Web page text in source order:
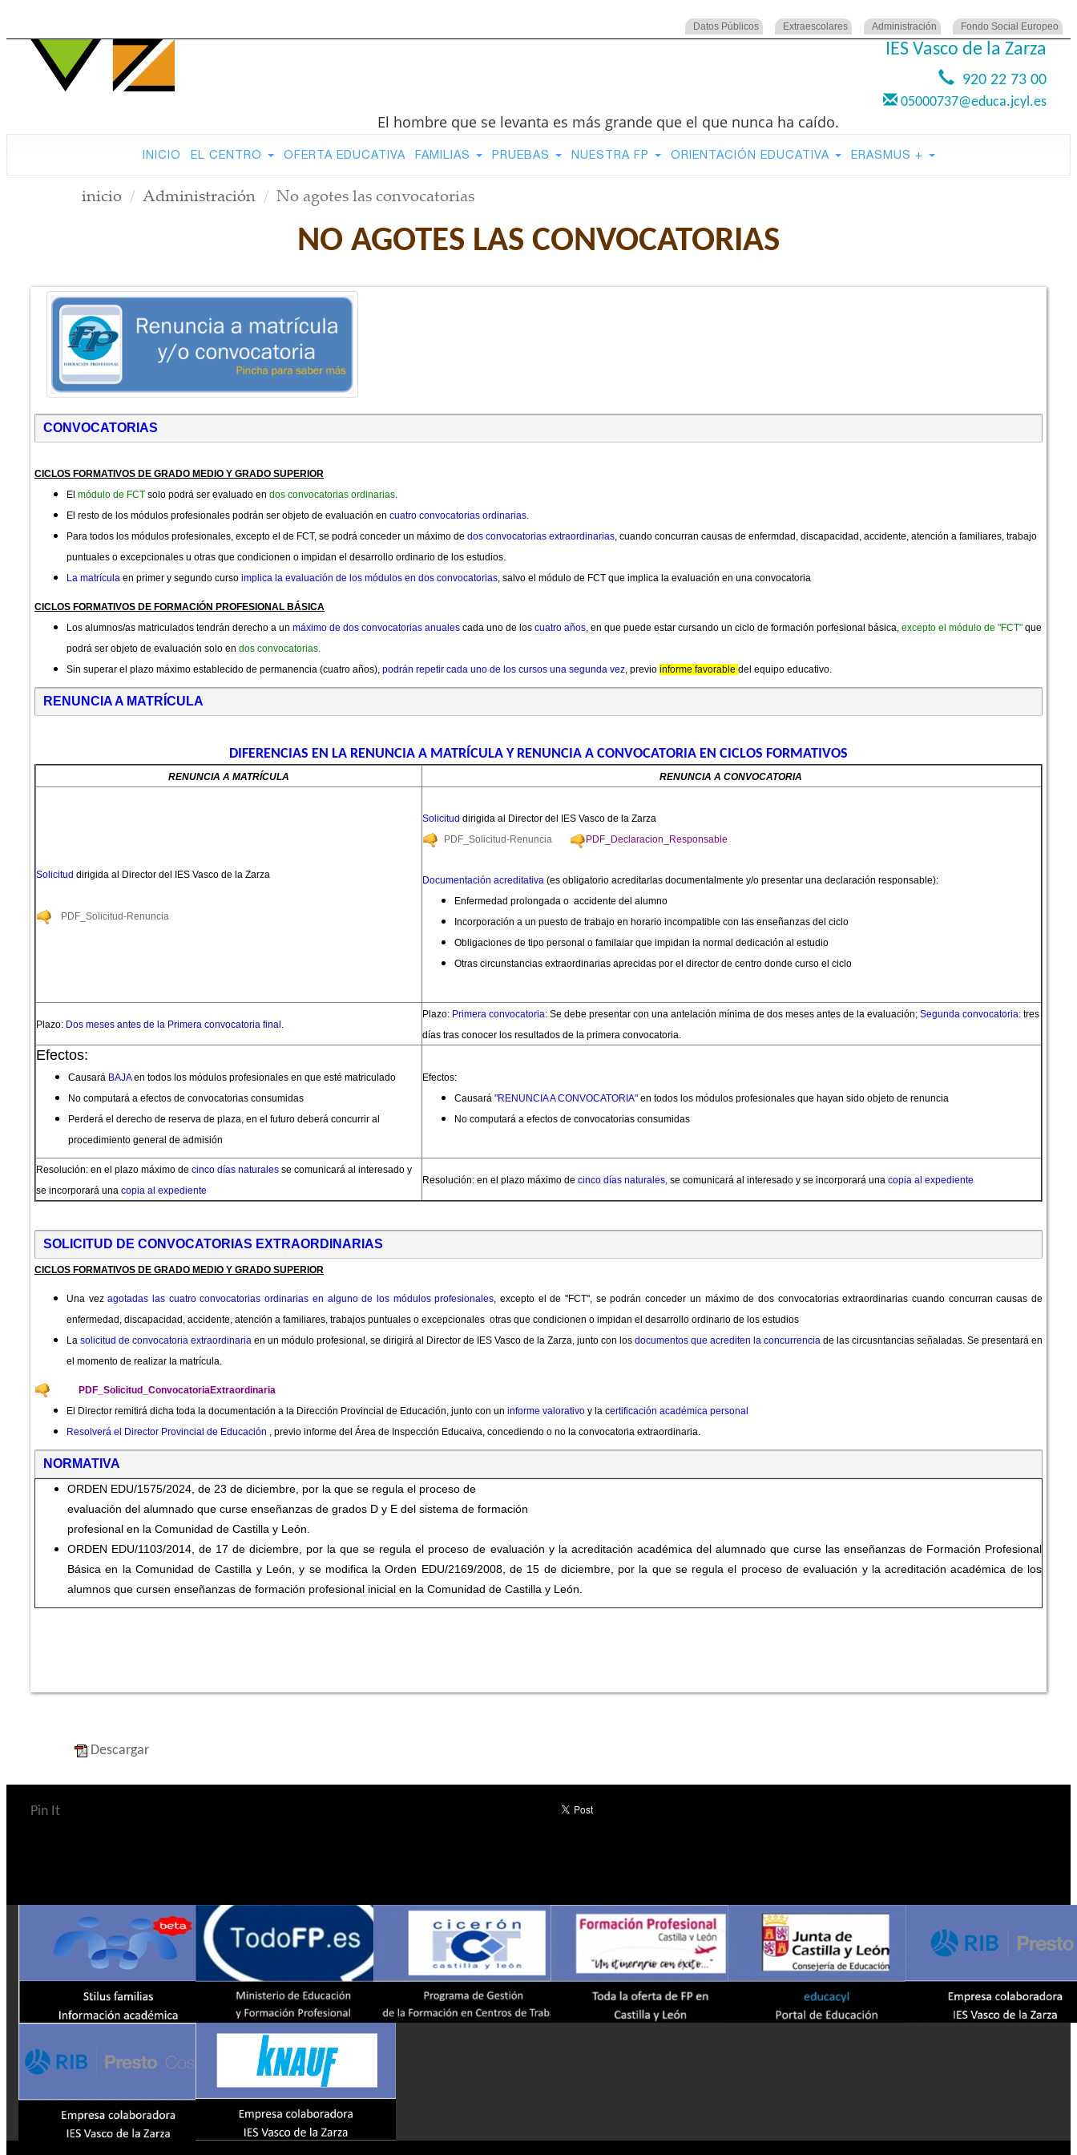
Datos Públicos Extraescolares Administración Fondo Social Europeo
IES Vasco de la Zarza
920 22 73 00
05000737@educa.jcyl.es
El hombre que se levanta es más grande que el que nunca ha caído.
INICIO EL CENTRO OFERTA EDUCATIVA FAMILIAS PRUEBAS NUESTRA FP ORIENTACIÓN EDUCATIVA ERASMUS +
inicio Administración No agotes las convocatorias
NO AGOTES LAS CONVOCATORIAS
CONVOCATORIAS
CICLOS FORMATIVOS DE GRADO MEDIO Y GRADO SUPERIOR
El módulo de FCT solo podrá ser evaluado en dos convocatorias ordinarias.
El resto de los módulos profesionales podrán ser objeto de evaluación en cuatro convocatorias ordinarias.
Para todos los módulos profesionales, excepto el de FCT, se podrá conceder un máximo de dos convocatorias extraordinarias, cuando concurran causas de enfermdad, discapacidad, accidente, atención a familiares, trabajo
puntuales o excepcionales u otras que condicionen o impidan el desarrollo ordinario de los estudios.
La matrícula en primer y segundo curso implica la evaluación de los módulos en dos convocatorias, salvo el módulo de FCT que implica la evaluación en una convocatoria
CICLOS FORMATIVOS DE FORMACIÓN PROFESIONAL BÁSICA
Los alumnos/as matriculados tendrán derecho a un máximo de dos convocatorias anuales cada uno de los cuatro años, en que puede estar cursando un ciclo de formación porfesional básica, excepto el módulo de "FCT" que
podrá ser objeto de evaluación solo en dos convocatorias.
Sin superar el plazo máximo establecido de permanencia (cuatro años), podrán repetir cada uno de los cursos una segunda vez, previo informe favorable del equipo educativo.
DIFERENCIAS EN LA RENUNCIA A MATRÍCULA Y RENUNCIA A CONVOCATORIA EN CICLOS FORMATIVOS
RENUNCIA A MATRÍCULA RENUNCIA A CONVOCATORIA
Solicitud dirigida al Director del IES Vasco de la Zarza
PDF_Solicitud-Renuncia
Solicitud dirigida al Director del IES Vasco de la Zarza
PDF_Solicitud-Renuncia
PDF_Declaracion_Responsable
Documentación acreditativa (es obligatorio acreditarlas documentalmente y/o presentar una declaración responsable):
Enfermedad prolongada o accidente del alumno
Incorporación a un puesto de trabajo en horario incompatible con las enseñanzas del ciclo
Obligaciones de tipo personal o familaiar que impidan la normal dedicación al estudio
Otras circunstancias extraordinarias aprecidas por el director de centro donde curso el ciclo
Plazo: Dos meses antes de la Primera convocatoria final.
Plazo: Primera convocatoria: Se debe presentar con una antelación mínima de dos meses antes de la evaluación; Segunda convocatoria: tres
días tras conocer los resultados de la primera convocatoria.
Efectos:
Causará BAJAen todos los módulos profesionales en que esté matriculado
No computará a efectos de convocatorias consumidas
Perderá el derecho de reserva de plaza, en el futuro deberá concurrir al
procedimiento general de admisión
Efectos:
Causará "RENUNCIA A CONVOCATORIA" en todos los módulos profesionales que hayan sido objeto de renuncia
No computará a efectos de convocatorias consumidas
Resolución: en el plazo máximo de cinco días naturales se comunicará al interesado y
se incorporará una copia al expediente
Resolución: en el plazo máximo de cinco días naturales, se comunicará al interesado y se incorporará una copia al expediente
SOLICITUD DE CONVOCATORIAS EXTRAORDINARIAS
CICLOS FORMATIVOS DE GRADO MEDIO Y GRADO SUPERIOR
Una vezagotadas las cuatro convocatorias ordinarias en alguno de los módulos profesionales, excepto el de "FCT", se podrán conceder un máximo de dos convocatorias extraordinarias cuando concurran causas de
enfermedad, discapacidad, accidente, atención a familiares, trabajos puntuales o excepcionales otras que condicionen o impidan el desarrollo ordinario de los estudios
La solicitud de convocatoria extraordinaria en un módulo profesional, se dirigirá al Director de IES Vasco de la Zarza, junto con los documentos que acrediten la concurrencia de las circusntancias señaladas. Se presentará en
el momento de realizar la matrícula.
PDF_Solicitud_ConvocatoriaExtraordinaria
El Director remitirá dicha toda la documentación a la Dirección Provincial de Educación, junto con un informe valorativo y la certificación académica personal
Resolverá el Director Provincial de Educación , previo informe del Área de Inspección Educaiva, concediendo o no la convocatoria extraordinaria.
NORMATIVA
ORDEN EDU/1575/2024, de 23 de diciembre, por la que se regula el proceso de
evaluación del alumnado que curse enseñanzas de grados D y E del sistema de formación
profesional en la Comunidad de Castilla y León.
ORDEN EDU/1103/2014, de 17 de diciembre, por la que se regula el proceso de evaluación y la acreditación académica del alumnado que curse las enseñanzas de Formación Profesional
Básica en la Comunidad de Castilla y León, y se modifica la Orden EDU/2169/2008, de 15 de diciembre, por la que se regula el proceso de evaluación y la acreditación académica de los
alumnos que cursen enseñanzas de formación profesional inicial en la Comunidad de Castilla y León.
Descargar
Pin It